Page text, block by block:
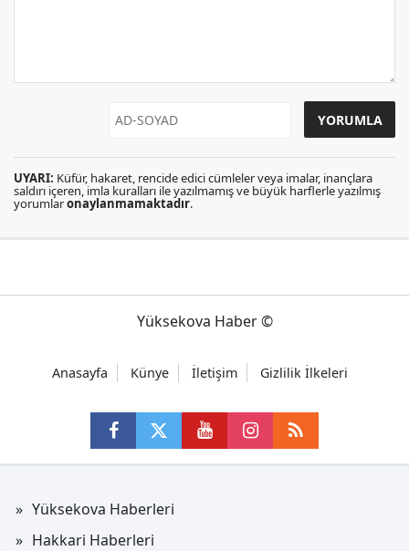
UYARI: Küfür, hakaret, rencide edici cümleler veya imalar, inançlara
saldırı içeren, imla kuralları ile yazılmamış ve büyük harflerle yazılmış
yorumlaronaylanmamaktadır.
Yüksekova Haber ©
Anasayfa Künye İletişim Gizlilik İlkeleri
Yüksekova Haberleri
Hakkari Haberleri